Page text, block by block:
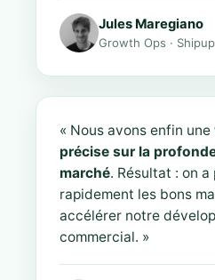
Jules Maregiano
Growth Ops · Shipup
« Nous avons enfin une
précise sur la
marché. Résultat : on
rapidement les bons
accélérer notre
commercial. »